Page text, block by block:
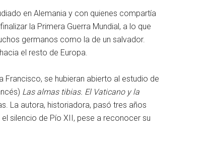
en Alemania y con quienes compartía
la Primera Guerra Mundial, a lo que
germanos como la de un salvador.
el resto de Europa.
se hubieran abierto al estudio de
Las almas tibias. El Vaticano y la
La autora, historiadora, pasó tres años
silencio de Pío XII, pese a reconocer su